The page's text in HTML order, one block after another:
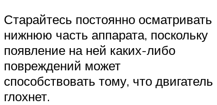
Старайтесь постоянно осматривать
нижнюю часть аппарата, поскольку
появление на ней каких-либо
повреждений может
способствовать тому, что двигатель
глохнет.